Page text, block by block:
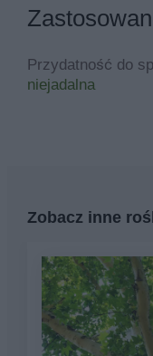
Przydatność do
niejadalna
Zobacz inne